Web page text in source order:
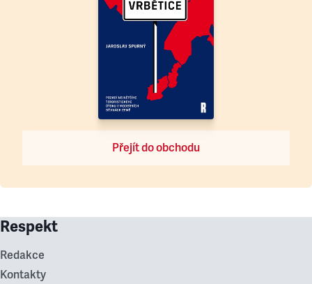
Přejít do obchodu
Respekt
Redakce
Kontakty